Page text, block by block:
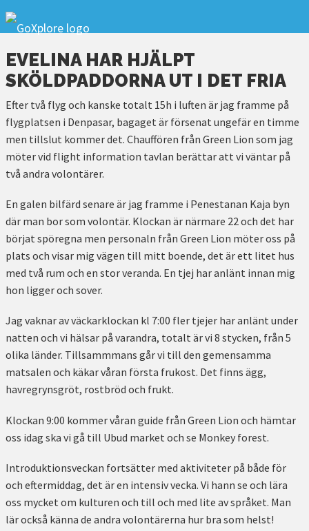
EVELINA HAR HJÄLPT
SKÖLDPADDORNA UT I DET FRIA
Efter två flyg och kanske totalt 15h i luften är jag framme på
flygplatsen i Denpasar, bagaget är försenat ungefär en timme
men tillslut kommer det. Chauffören från Green Lion som jag
möter vid flight information tavlan berättar att vi väntar på
två andra volontärer.
En galen bilfärd senare är jag framme i Penestanan Kaja byn
där man bor som volontär. Klockan är närmare 22 och det har
börjat spöregna men personaln från Green Lion möter oss på
plats och visar mig vägen till mitt boende, det är ett litet hus
med två rum och en stor veranda. En tjej har anlänt innan mig
hon ligger och sover.
Jag vaknar av väckarklockan kl 7:00 fler tjejer har anlänt under
natten och vi hälsar på varandra, totalt är vi 8 stycken, från 5
olika länder. Tillsammmans går vi till den gemensamma
matsalen och käkar våran första frukost. Det finns ägg,
havregrynsgröt, rostbröd och frukt.
Klockan 9:00 kommer våran guide från Green Lion och hämtar
oss idag ska vi gå till Ubud market och se Monkey forest.
Introduktionsveckan fortsätter med aktiviteter på både för
och eftermiddag, det är en intensiv vecka. Vi hann se och lära
oss mycket om kulturen och till och med lite av språket. Man
lär också känna de andra volontärerna hur bra som helst!